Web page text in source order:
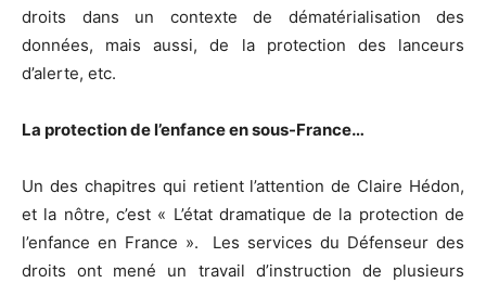
droits dans un contexte de dématérialisation des
données, mais aussi, de la protection des lanceurs
d’alerte, etc.
La protection de l’enfance en sous-France…
Un des chapitres qui retient l’attention de Claire Hédon,
et la nôtre, c’est « L’état dramatique de la protection de
l’enfance en France ». Les services du Défenseur des
droits ont mené un travail d’instruction de plusieurs